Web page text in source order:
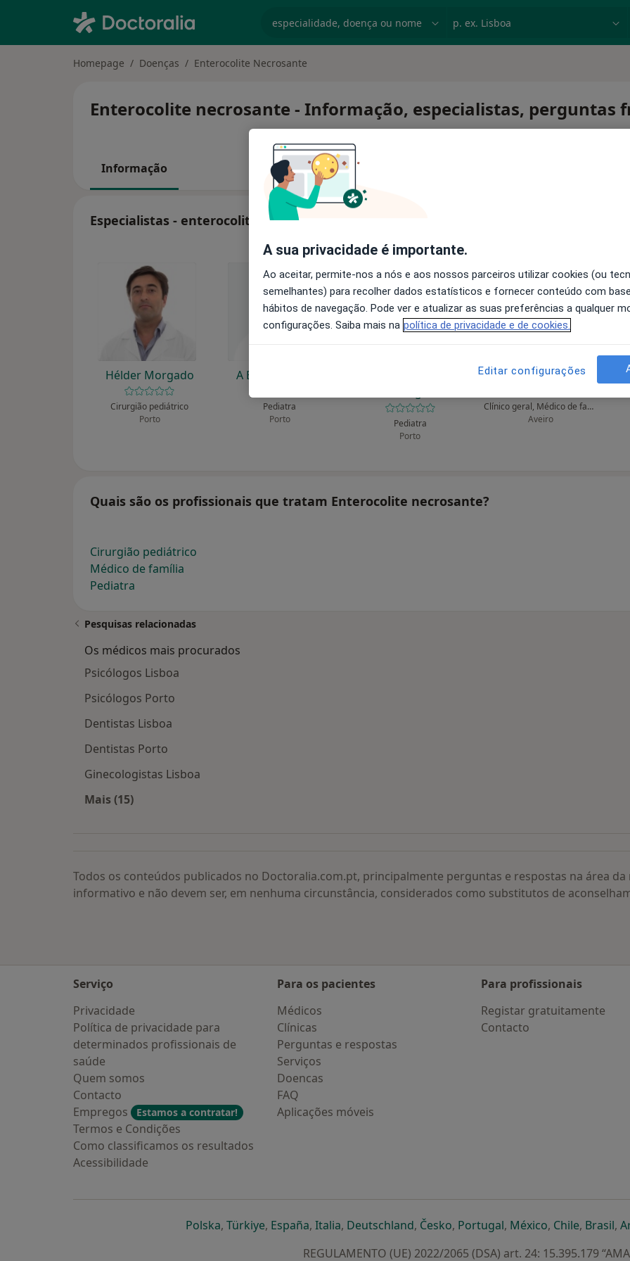
Homepage Doenças Enterocolite Necrosante
Enterocolite necrosante - Informação, especialistas, perguntas
Informação
Especialistas - enterocolite necrosante
Hélder Morgado
Cirurgião pediátrico
Porto
A Bianchi Aguiar
Pediatra
Porto
Pediatra
Porto
Abel Rito
Clínico geral, Médico de família
Aveiro
Quais são os profissionais que tratam Enterocolite necrosante?
Cirurgião pediátrico
Médico de família
Pediatra
Pesquisas relacionadas
Os médicos mais procurados
Psicólogos Lisboa
Psicólogos Porto
Dentistas Lisboa
Dentistas Porto
Ginecologistas Lisboa
Mais (15)
Todos os conteúdos publicados no Doctoralia.com.pt, principalmente perguntas e respostas na área
informativo e não devem ser, em nenhuma circunstância, considerados como substitutos de
Serviço
Privacidade
Política de privacidade para
determinados profissionais de
saúde
Quem somos
Contacto
Empregos
Estamos a contratar!
Termos e Condições
Como classificamos os resultados
Acessibilidade
Para os pacientes
Médicos
Clínicas
Perguntas e respostas
Serviços
Doencas
FAQ
Aplicações móveis
Para profissionais
Registar gratuitamente
Contacto
Polskaabre num novo separador
, Türkiyeabre num novo separador
, Españaabre num novo separador
, Italiaabre num novo separador
, Deutschlandabre num novo separador
, Českoabre num novo separador
, Portugalabre num novo
, Méxicoabre num
, Chileabre
, Brasil,
REGULAMENTO (UE) 2022/2065 (DSA) art. 24: 15.395.179
A sua privacidade é importante.
Ao aceitar, permite-nos a nós e aos nossos parceiros utilizar cookies (ou
semelhantes) para recolher dados estatísticos e fornecer conteúdo com
hábitos de navegação. Pode ver e atualizar as suas preferências a qualquer
configurações. Saiba mais na política de privacidade e de cookies.
Editar configurações